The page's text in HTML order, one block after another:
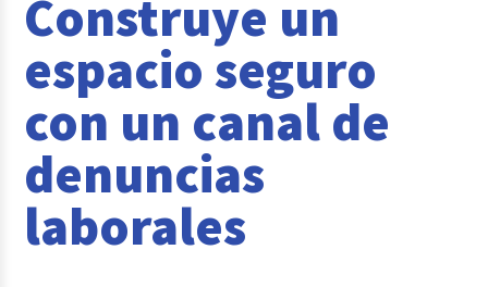
Tendencias y data
Novedades
Entrevistas con expertos
Casos de éxito
Actualidad laboral
Construye un
espacio seguro
con un canal de
denuncias
laborales